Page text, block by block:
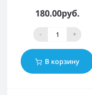
180.00руб.
- +
В корзину